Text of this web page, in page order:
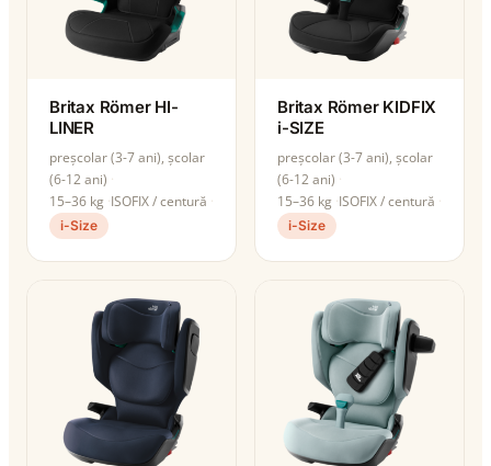
Britax Römer HI-
LINER
preșcolar (3-7 ani), școlar
(6-12 ani)
15–36 kg ISOFIX / centură
i-Size
Britax Römer KIDFIX
i-SIZE
preșcolar (3-7 ani), școlar
(6-12 ani)
15–36 kg ISOFIX / centură
i-Size